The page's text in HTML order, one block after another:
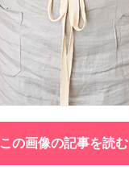
この画像の記事を読む